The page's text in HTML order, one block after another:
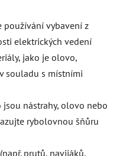
používání vybavení z
elektrických vedení
jako je olovo,
souladu s místními
jsou nástrahy, olovo nebo
rybolovnou šňůru
prutů, navijáků,